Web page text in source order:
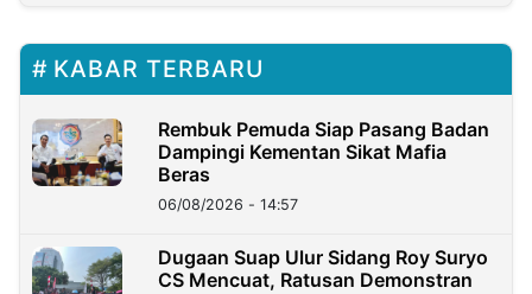
KABAR TERBARU
Rembuk Pemuda Siap Pasang Badan
Dampingi Kementan Sikat Mafia
Beras
06/08/2026 - 14:57
Dugaan Suap Ulur Sidang Roy Suryo
CS Mencuat, Ratusan Demonstran